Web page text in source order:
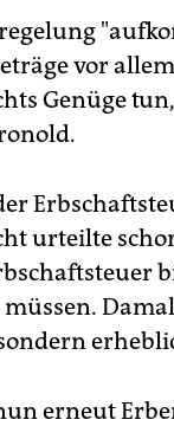
vor
Genüge
urteilte
erneut